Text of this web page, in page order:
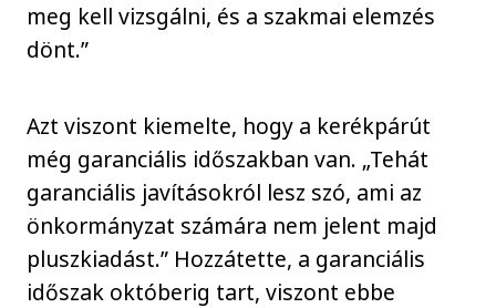
meg kell vizsgálni, és a szakmai elemzés
dönt.”
Azt viszont kiemelte, hogy a kerékpárút
még garanciális időszakban van. „Tehát
garanciális javításokról lesz szó, ami az
önkormányzat számára nem jelent majd
pluszkiadást.” Hozzátette, a garanciális
időszak októberig tart, viszont ebbe